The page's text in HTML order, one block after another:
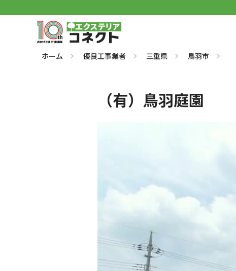
ホーム 優良工事業者 三重県 鳥羽市
（有）鳥羽庭園